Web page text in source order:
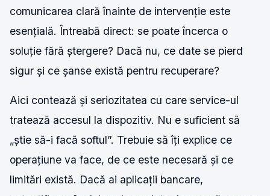
comunicarea clară înainte de intervenție este
esențială. Întreabă direct: se poate încerca o
soluție fără ștergere? Dacă nu, ce date se pierd
sigur și ce șanse există pentru recuperare?
Aici contează și seriozitatea cu care service-ul
tratează accesul la dispozitiv. Nu e suficient să
„știe să-i facă softul”. Trebuie să îți explice ce
operațiune va face, de ce este necesară și ce
limitări există. Dacă ai aplicații bancare,